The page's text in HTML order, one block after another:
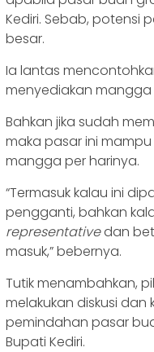
Kediri. Sebab, potensi
besar.
Ia lantas
menyediakan
Bahkan jika sudah
maka pasar ini
mangga per harinya.
“Termasuk kalau ini
pengganti, bahkan
representativedan
masuk,” bebernya.
Tutik menambahkan,
melakukan diskusi
pemindahan pasar
Bupati Kediri.